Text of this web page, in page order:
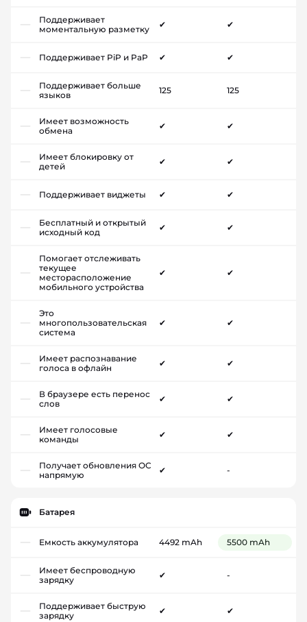
Поддерживает
моментальную разметку
✔ ✔
Поддерживает PiP и PaP ✔ ✔
Поддерживает больше
языков
125 125
Имеет возможность
обмена
✔ ✔
Имеет блокировку от
детей
✔ ✔
Поддерживает виджеты ✔ ✔
Бесплатный и открытый
исходный код
✔ ✔
Помогает отслеживать
текущее
месторасположение
мобильного устройства
✔ ✔
Это
многопользовательская
система
✔ ✔
Имеет распознавание
голоса в офлайн
✔ ✔
В браузере есть перенос
слов
✔ ✔
Имеет голосовые
команды
✔ ✔
Получает обновления ОС
напрямую
✔ -
Батарея
Емкость аккумулятора 4492 mAh 5500 mAh
Имеет беспроводную
зарядку
✔ -
Поддерживает быструю
зарядку
✔ ✔